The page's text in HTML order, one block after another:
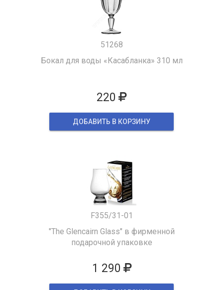
51268
Бокал для воды «Касабланка» 310 мл
220
ДОБАВИТЬ В КОРЗИНУ
F355/31-01
"The Glencairn Glass" в фирменной
подарочной упаковке
1 290